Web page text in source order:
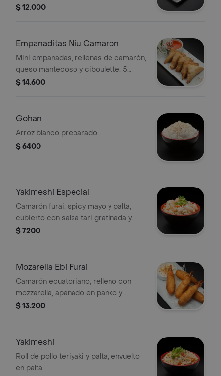
unidades)
$ 12.000
Empanaditas Niu Camaron
Mini empanadas, rellenas de camarón,
queso mantecoso y ciboulette, 5
porciones.
$ 14.600
Gohan
Arroz blanco preparado.
$ 6400
Yakimeshi Especial
Camarón furai, spicy mayo y palta,
cubierto con salsa tari gratinada y
salsa unagui.
$ 7200
Mozarella Ebi Furai
Camarón ecuatoriano, relleno con
mozzarella, apanado en panko y
acompañado de salsa especial, 5
$ 13.200
Yakimeshi
Roll de pollo teriyaki y palta, envuelto
en palta.